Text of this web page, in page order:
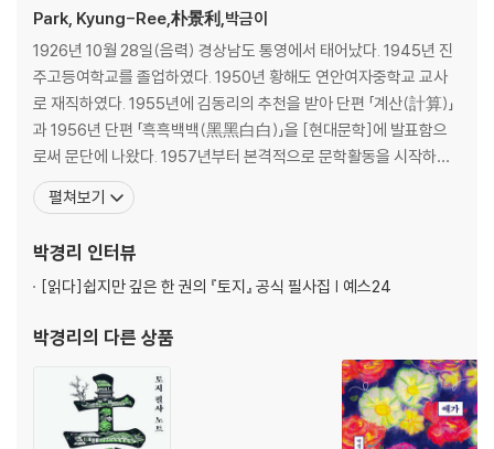
19. 우화
20. 옛날 이야기
Park, Kyung-Ree,朴景利,박금이
1926년 10월 28일(음력) 경상남도 통영에서 태어났다. 1945년 진
주고등여학교를 졸업하였다. 1950년 황해도 연안여자중학교 교사
로 재직하였다. 1955년에 김동리의 추천을 받아 단편 「계산(計算)」
과 1956년 단편 「흑흑백백(黑黑白白)」을 [현대문학]에 발표함으
로써 문단에 나왔다. 1957년부터 본격적으로 문학활동을 시작하여
단편 「전도(剪刀)」 「불신시대(不信時代)」 「벽지(僻地)」 등을 발표
하고, 『표류도』(1959), 『김약국의 딸들』(1962)을 비롯하여 『파시』
한 문제작을 잇달아 발표하
펼쳐보기
박경리 인터뷰
[읽다]쉽지만 깊은 한 권의 『토지』 공식 필사집 | 예스24
박경리 의 다른 상품